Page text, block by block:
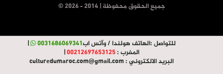
© جميع الحقوق محفوظة | 2014 - 2026
للتواصل :الهاتف هولندا / وآتس اب0031686069341
|
المغرب :00212697653125
|
البريد الالكتروني :culturedumaroc.com@gmail.com